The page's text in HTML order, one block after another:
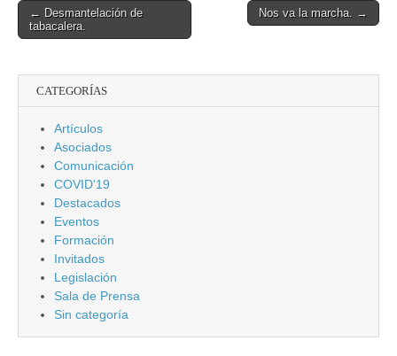
Post
navigation
← Desmantelación de
tabacalera.
Nos va la marcha. →
CATEGORÍAS
Artículos
Asociados
Comunicación
COVID'19
Destacados
Eventos
Formación
Invitados
Legislación
Sala de Prensa
Sin categoría